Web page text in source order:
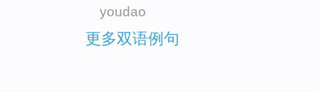
youdao
更多双语例句